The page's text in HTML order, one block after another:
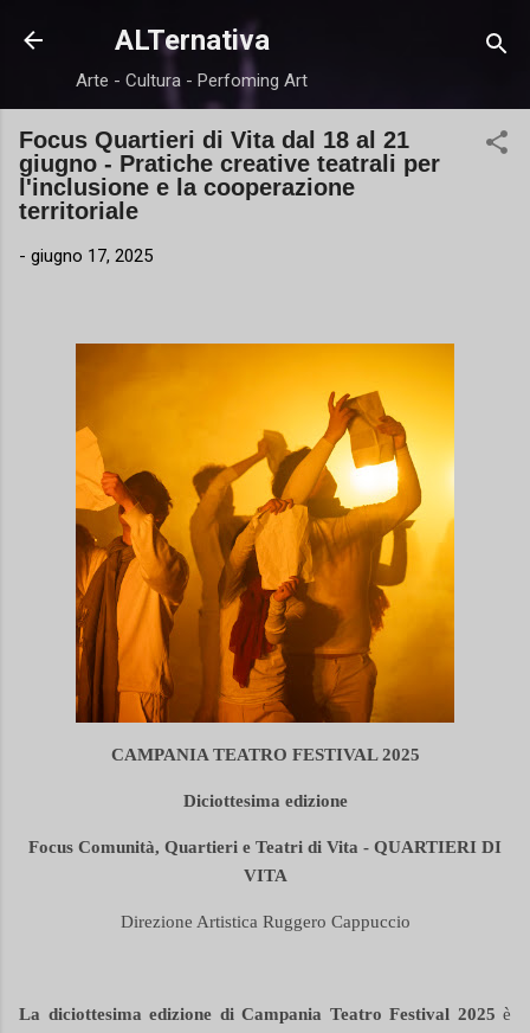
Passa ai contenuti principali
ALTernativa
Arte - Cultura - Perfoming Art
Focus Quartieri di Vita dal 18 al 21
giugno - Pratiche creative teatrali per
l'inclusione e la cooperazione
territoriale
- giugno 17, 2025
CAMPANIA TEATRO FESTIVAL 2025
Diciottesima edizione
Focus Comunità, Quartieri e Teatri di Vita - QUARTIERI DI
VITA
Direzione Artistica Ruggero Cappuccio
La diciottesima edizione di Campania Teatro Festival 2025 è